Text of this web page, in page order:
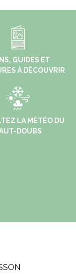
GUIDES ET
À DÉCOUVRIR
LA MÉTÉO DU
DOUBS